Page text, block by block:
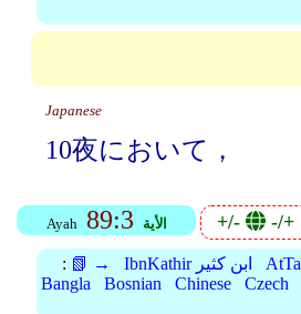
Japanese
10夜において，
Ayah 89:3 الأية +/- -/+
: 📗 → IbnKathir ابن كثير
Bangla
Bosnian Chinese Czech